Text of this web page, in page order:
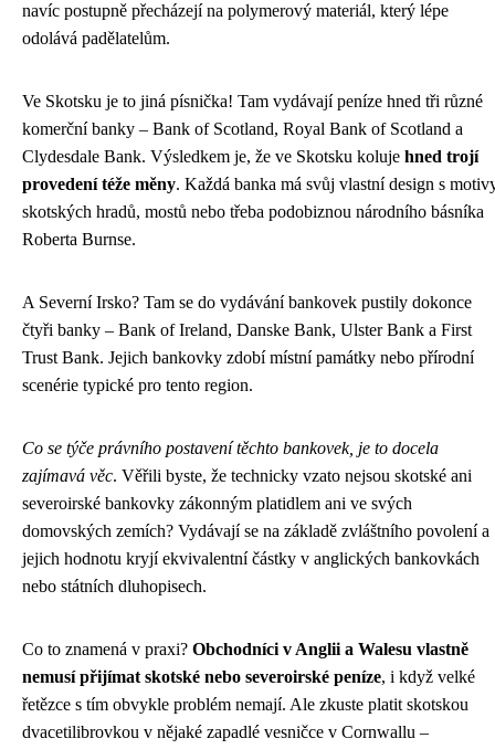
navíc postupně přecházejí na polymerový materiál, který lépe
odolává padělatelům.
Ve Skotsku je to jiná písnička! Tam vydávají peníze hned tři různé
komerční banky – Bank of Scotland, Royal Bank of Scotland a
Clydesdale Bank. Výsledkem je, že ve Skotsku koluje hned trojí
provedení téže měny. Každá banka má svůj vlastní design s
skotských hradů, mostů nebo třeba podobiznou národního básníka
Roberta Burnse.
A Severní Irsko? Tam se do vydávání bankovek pustily dokonce
čtyři banky – Bank of Ireland, Danske Bank, Ulster Bank a First
Trust Bank. Jejich bankovky zdobí místní památky nebo přírodní
scenérie typické pro tento region.
Co se týče právního postavení těchto bankovek, je to docela
zajímavá věc. Věřili byste, že technicky vzato nejsou skotské ani
severoirské bankovky zákonným platidlem ani ve svých
domovských zemích? Vydávají se na základě zvláštního povolení a
jejich hodnotu kryjí ekvivalentní částky v anglických bankovkách
nebo státních dluhopisech.
Co to znamená v praxi? Obchodníci v Anglii a Walesu vlastně
nemusí přijímat skotské nebo severoirské peníze, i když velké
řetězce s tím obvykle problém nemají. Ale zkuste platit skotskou
dvacetilibrovkou v nějaké zapadlé vesničce v Cornwallu –